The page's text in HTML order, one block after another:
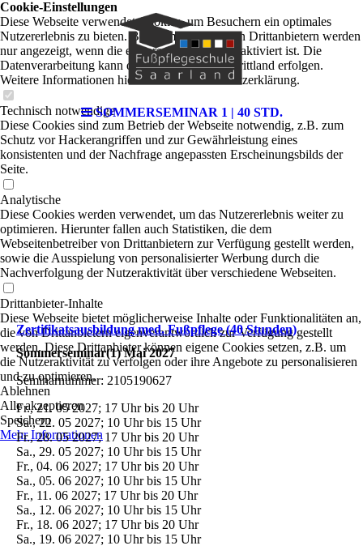
SOMMERSEMINAR 1 | 40 STD.
Zertifikatsausbildung med. Fußpflege (40 Stunden)
Sommerseminar(1) Mai 2027
Seminarnummer: 2105190627
Fr., 21. 05 2027; 17 Uhr bis 20 Uhr
Sa., 22. 05 2027; 10 Uhr bis 15 Uhr
Fr., 28. 05 2027; 17 Uhr bis 20 Uhr
Sa., 29. 05 2027; 10 Uhr bis 15 Uhr
Fr., 04. 06 2027; 17 Uhr bis 20 Uhr
Sa., 05. 06 2027; 10 Uhr bis 15 Uhr
Fr., 11. 06 2027; 17 Uhr bis 20 Uhr
Sa., 12. 06 2027; 10 Uhr bis 15 Uhr
Fr., 18. 06 2027; 17 Uhr bis 20 Uhr
Sa., 19. 06 2027; 10 Uhr bis 15 Uhr
Cookie-Einstellungen
Diese Webseite verwendet Cookies, um Besuchern ein optimales
Nutzererlebnis zu bieten. Bestimmte Inhalte von Drittanbietern werden
nur angezeigt, wenn die entsprechende Option aktiviert ist. Die
Datenverarbeitung kann dann auch in einem Drittland erfolgen.
Weitere Informationen hierzu in der Datenschutzerklärung.
Technisch notwendige
Diese Cookies sind zum Betrieb der Webseite notwendig, z.B. zum
Schutz vor Hackerangriffen und zur Gewährleistung eines
konsistenten und der Nachfrage angepassten Erscheinungsbilds der
Seite.
Analytische
Diese Cookies werden verwendet, um das Nutzererlebnis weiter zu
optimieren. Hierunter fallen auch Statistiken, die dem
Webseitenbetreiber von Drittanbietern zur Verfügung gestellt werden,
sowie die Ausspielung von personalisierter Werbung durch die
Nachverfolgung der Nutzeraktivität über verschiedene Webseiten.
Drittanbieter-Inhalte
Diese Webseite bietet möglicherweise Inhalte oder Funktionalitäten an,
die von Drittanbietern eigenverantwortlich zur Verfügung gestellt
werden. Diese Drittanbieter können eigene Cookies setzen, z.B. um
die Nutzeraktivität zu verfolgen oder ihre Angebote zu personalisieren
und zu optimieren.
Ablehnen
Alle akzeptieren
Speichern
Mehr Informationen